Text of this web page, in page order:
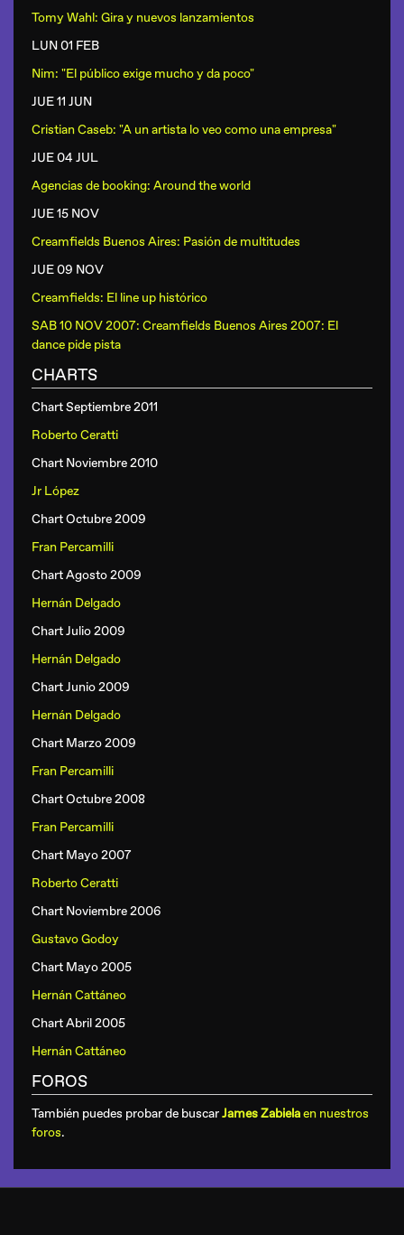
Tomy Wahl: Gira y nuevos lanzamientos
LUN 01 FEB
Nim: "El público exige mucho y da poco"
JUE 11 JUN
Cristian Caseb: "A un artista lo veo como una empresa"
JUE 04 JUL
Agencias de booking: Around the world
JUE 15 NOV
Creamfields Buenos Aires: Pasión de multitudes
JUE 09 NOV
Creamfields: El line up histórico
SAB 10 NOV 2007: Creamfields Buenos Aires 2007: El
dance pide pista
CHARTS
Chart Septiembre 2011
Roberto Ceratti
Chart Noviembre 2010
Jr López
Chart Octubre 2009
Fran Percamilli
Chart Agosto 2009
Hernán Delgado
Chart Julio 2009
Hernán Delgado
Chart Junio 2009
Hernán Delgado
Chart Marzo 2009
Fran Percamilli
Chart Octubre 2008
Fran Percamilli
Chart Mayo 2007
Roberto Ceratti
Chart Noviembre 2006
Gustavo Godoy
Chart Mayo 2005
Hernán Cattáneo
Chart Abril 2005
Hernán Cattáneo
FOROS
También puedes probar de buscarJames Zabielaen nuestros
foros.